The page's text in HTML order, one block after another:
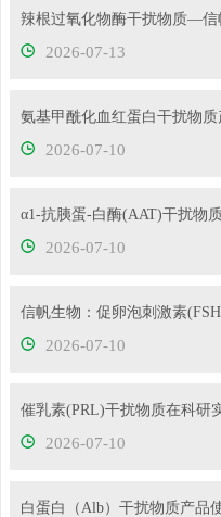
2026-07-13
2026-07-10
2026-07-10
2026-07-10
2026-07-10